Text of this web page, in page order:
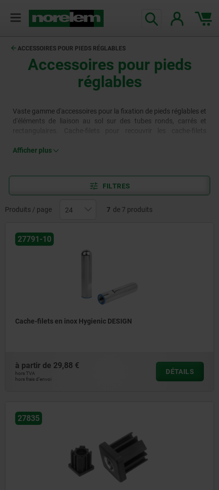
ACCESSOIRES POUR PIEDS RÉGLABLES
Accessoires pour pieds
réglables
Vaste gamme d'accessoires pour la fixation de pieds réglables et
d'éléments de liaison au sol sur des tubes ronds, carrés et
Afficher plus
FILTRES
Produits / page 7 de 7 produits
27791-10
Cache-filets en inox Hygienic DESIGN
à partir de 29,88 €
hors TVA
hors frais d’envoi
DÉTAILS
27835